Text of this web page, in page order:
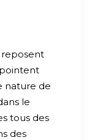
reposent
nature de
le
tous des
des